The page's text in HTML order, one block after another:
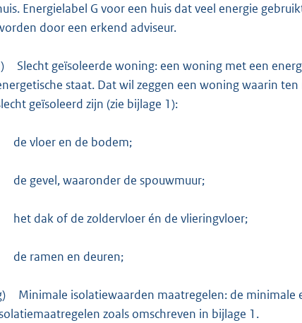
Energielabel G voor een huis dat veel energie
door een erkend adviseur.
Slecht geïsoleerde woning: een woning met een
staat. Dat wil zeggen een woning waarin
geïsoleerd zijn (zie bijlage 1):
de vloer en de bodem;
de gevel, waaronder de spouwmuur;
het dak of de zoldervloer én de vlieringvloer;
de ramen en deuren;
Minimale isolatiewaarden maatregelen: de minimale
zoals omschreven in bijlage 1.